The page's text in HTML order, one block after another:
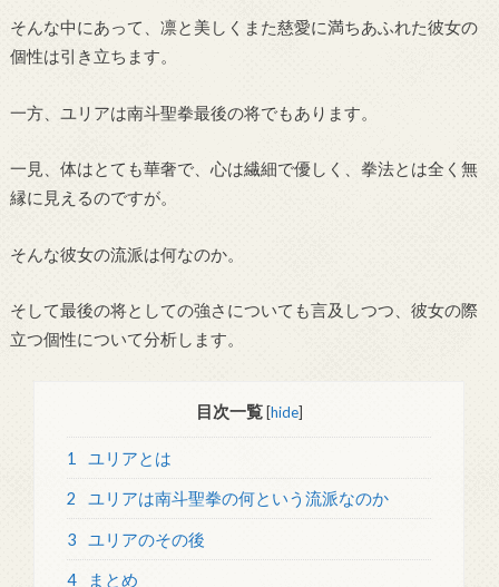
そんな中にあって、凛と美しくまた慈愛に満ちあふれた彼女の
個性は引き立ちます。
一方、ユリアは南斗聖拳最後の将でもあります。
一見、体はとても華奢で、心は繊細で優しく、拳法とは全く無
縁に見えるのですが。
そんな彼女の流派は何なのか。
そして最後の将としての強さについても言及しつつ、彼女の際
立つ個性について分析します。
目次一覧 [hide]
1 ユリアとは
2 ユリアは南斗聖拳の何という流派なのか
3 ユリアのその後
4 まとめ